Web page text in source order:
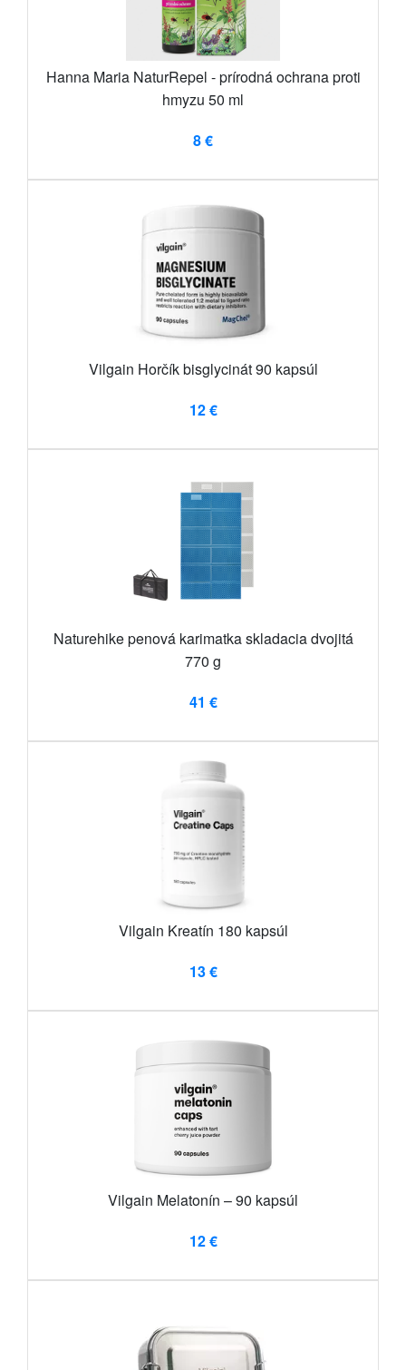
Hanna Maria NaturRepel - prírodná ochrana proti
hmyzu 50 ml
8 €
Vilgain Horčík bisglycinát 90 kapsúl
12 €
Naturehike penová karimatka skladacia dvojitá
770 g
41 €
Vilgain Kreatín 180 kapsúl
13 €
Vilgain Melatonín – 90 kapsúl
12 €